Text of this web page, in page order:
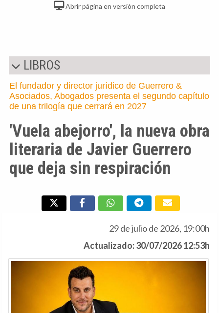
Abrir página en versión completa
LIBROS
El fundador y director jurídico de Guerrero &
Asociados, Abogados presenta el segundo capítulo
de una trilogía que cerrará en 2027
'Vuela abejorro', la nueva obra
literaria de Javier Guerrero
que deja sin respiración
29 de julio de 2026, 19:00h
Actualizado: 30/07/2026 12:53h